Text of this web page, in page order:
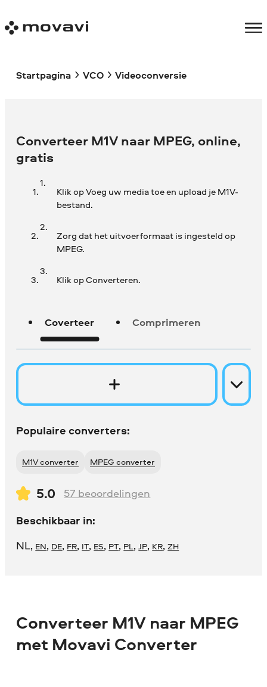
Startpagina VCO Videoconversie
Converteer M1V naar MPEG, online,
gratis
Klik op Voeg uw media toe en upload je M1V-
bestand.
Zorg dat het uitvoerformaat is ingesteld op
MPEG.
Klik op Converteren.
Coverteer Comprimeren
Populaire converters:
M1V converter MPEG converter
5.0 57 beoordelingen
Beschikbaar in:
NL, EN, DE, FR, IT, ES, PT, PL,JP, KR,ZH
Converteer M1V naar MPEG
met Movavi Converter